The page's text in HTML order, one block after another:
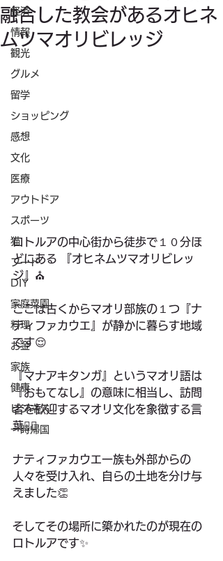
経済
情報
観光
グルメ
留学
ショッピング
感想
文化
医療
アウトドア
スポーツ
猫
フード
DIY
家庭菜園
料理
お金
家族
健康
ビジネス
一時帰国
融合した教会があるオヒネ
ムツマオリビレッジ
ロトルアの中心街から徒歩で１０分ほ
どにある 『オヒネムツマオリビレッ
ジ』⛪️
ここは古くからマオリ部族の１つ『ナ
ティファカウエ』が静かに暮らす地域
です😌
『マナアキタンガ』というマオリ語は
『おもてなし』の意味に相当し、訪問
者を歓迎するマオリ文化を象徴する言
葉🙋‍♀️
ナティファカウエ一族も外部からの
人々を受け入れ、自らの土地を分け与
えました👏
そしてその場所に築かれたのが現在の
ロトルアです✨